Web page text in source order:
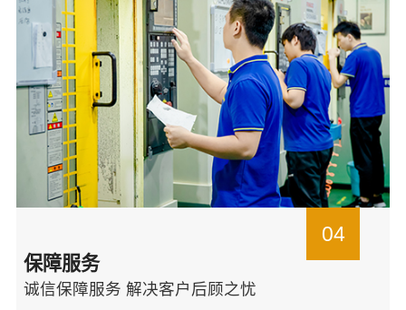
04
保障服务
诚信保障服务 解决客户后顾之忧